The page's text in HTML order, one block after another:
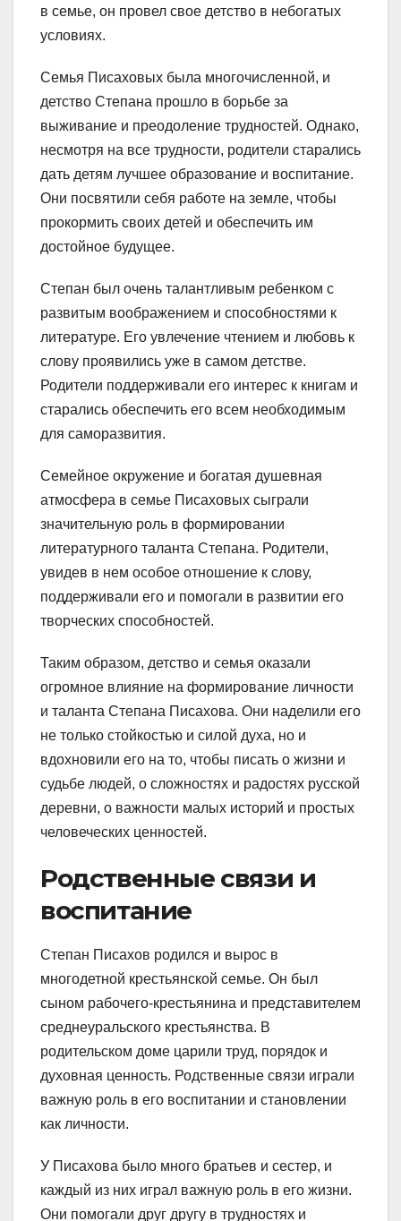
в семье, он провел свое детство в небогатых
условиях.
Семья Писаховых была многочисленной, и
детство Степана прошло в борьбе за
выживание и преодоление трудностей. Однако,
несмотря на все трудности, родители старались
дать детям лучшее образование и воспитание.
Они посвятили себя работе на земле, чтобы
прокормить своих детей и обеспечить им
достойное будущее.
Степан был очень талантливым ребенком с
развитым воображением и способностями к
литературе. Его увлечение чтением и любовь к
слову проявились уже в самом детстве.
Родители поддерживали его интерес к книгам и
старались обеспечить его всем необходимым
для саморазвития.
Семейное окружение и богатая душевная
атмосфера в семье Писаховых сыграли
значительную роль в формировании
литературного таланта Степана. Родители,
увидев в нем особое отношение к слову,
поддерживали его и помогали в развитии его
творческих способностей.
Таким образом, детство и семья оказали
огромное влияние на формирование личности
и таланта Степана Писахова. Они наделили его
не только стойкостью и силой духа, но и
вдохновили его на то, чтобы писать о жизни и
судьбе людей, о сложностях и радостях русской
деревни, о важности малых историй и простых
человеческих ценностей.
Родственные связи и
воспитание
Степан Писахов родился и вырос в
многодетной крестьянской семье. Он был
сыном рабочего-крестьянина и представителем
среднеуральского крестьянства. В
родительском доме царили труд, порядок и
духовная ценность. Родственные связи играли
важную роль в его воспитании и становлении
как личности.
У Писахова было много братьев и сестер, и
каждый из них играл важную роль в его жизни.
Они помогали друг другу в трудностях и